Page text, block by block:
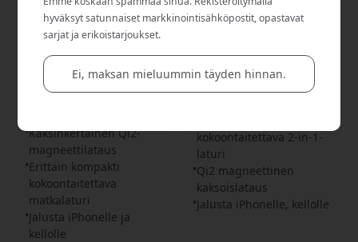
TS-2530
2-in-1 magneettinen Qi2-
laturi iPhonelle, Apple
Watchille ja AirPodsille,
Kaksinkertainen Qi2-
magneettilataus
Erittäin kompakti
kokoontaitettava
matkalaturi
Jalusta iPhonelle ja
kellolle
TS-2434
kompakti taitettava 2-in-1
Qi2-langaton laturi
iPhonelle, Apple Watchille
kokoontaitettava 2-in-1-
laturi
Qi2 magneettinen
kaksoislataus
Jalusta iPhonelle, kellolle
hyväksyt satunnaiset markkinointisähköpostit, opastavat
sarjat ja erikoistarjoukset.
Ei, maksan mieluummin täyden hinnan.